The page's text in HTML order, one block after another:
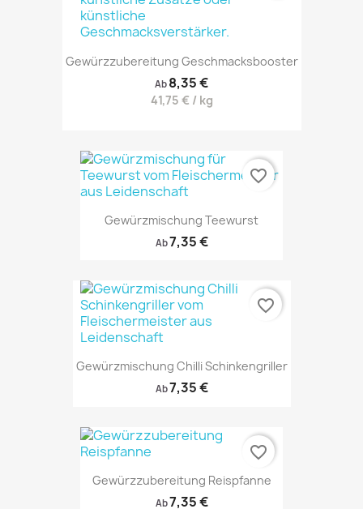
Gewürzzubereitung Geschmacksbooster
Ab 8,35 €
41,75 € / kg
Gewürzmischung Teewurst
Ab7,35 €
favorite_border
Gewürzmischung Chilli Schinkengriller
Ab7,35 €
favorite_border
Gewürzzubereitung Reispfanne
Ab7,35 €
favorite_border